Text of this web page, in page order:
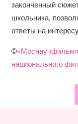
законченный
школьника,
ответы на
©
национального